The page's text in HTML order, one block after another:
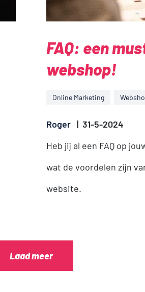
FAQ: een
webshop!
Online Marketing
Roger | 31-5-2024
Heb jij al een FAQ op
wat de voordelen zijn
website.
Laad meer